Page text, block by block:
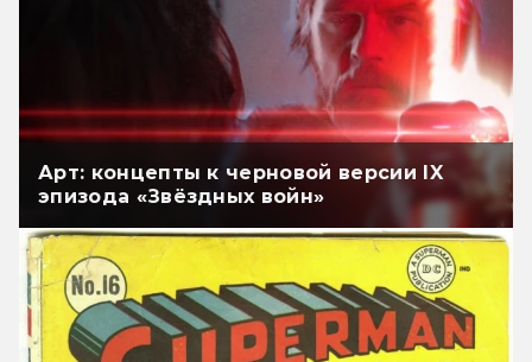
Арт: концепты к черновой версии IX
эпизода «Звёздных войн»